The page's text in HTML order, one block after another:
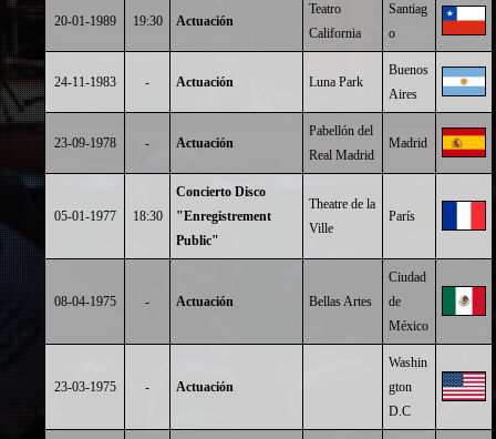
20-01-1989 19:30 Actuación
Teatro
California
Santiag
o
24-11-1983 - Actuación Luna Park
Buenos
Aires
23-09-1978 - Actuación
Pabellón del
Real Madrid
Madrid
05-01-1977 18:30
Concierto Disco
"Enregistrement
Public"
Theatre de la
Ville
París
08-04-1975 - Actuación Bellas Artes
Ciudad
de
México
23-03-1975 - Actuación
Washin
gton
D.C